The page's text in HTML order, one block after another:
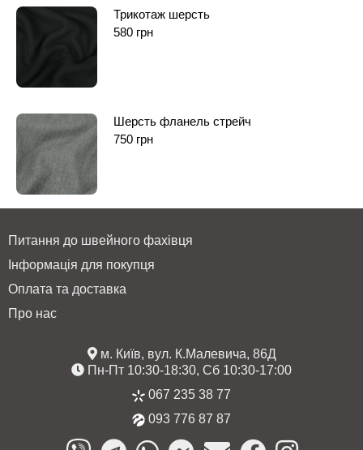
Трикотаж шерсть
580 грн
Шерсть фланель стрейч
750 грн
Питання до швейного фахівця
Інформація для покупця
Оплата та доставка
Про нас
м. Київ, вул. К.Малевича, 86Д
Пн-Пт 10:30-18:30, Сб 10:30-17:00
067 235 38 77
093 776 87 87